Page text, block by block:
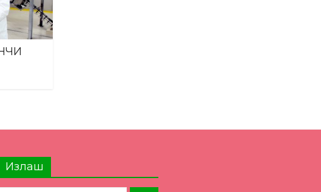
Излаш